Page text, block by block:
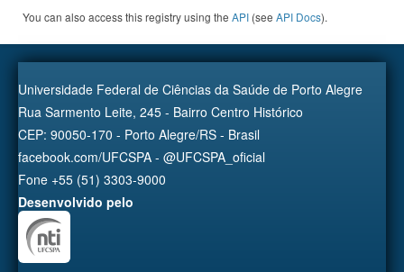
You can also access this registry using the API (see API Docs).
Universidade Federal de Ciências da Saúde de Porto Alegre
Rua Sarmento Leite, 245 - Bairro Centro Histórico
CEP: 90050-170 - Porto Alegre/RS - Brasil
facebook.com/UFCSPA - @UFCSPA_oficial
Fone +55 (51) 3303-9000
Desenvolvido pelo